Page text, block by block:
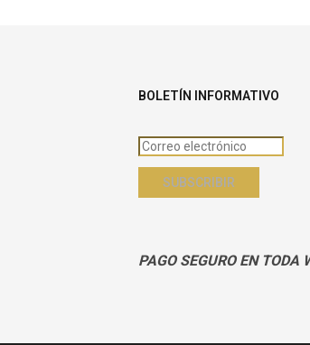
BOLETÍN INFORMATIVO
PAGO SEGURO EN TODA